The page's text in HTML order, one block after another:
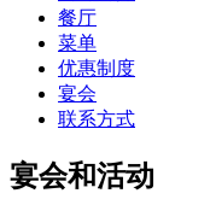
餐厅
菜单
优惠制度
宴会
联系方式
宴会和活动